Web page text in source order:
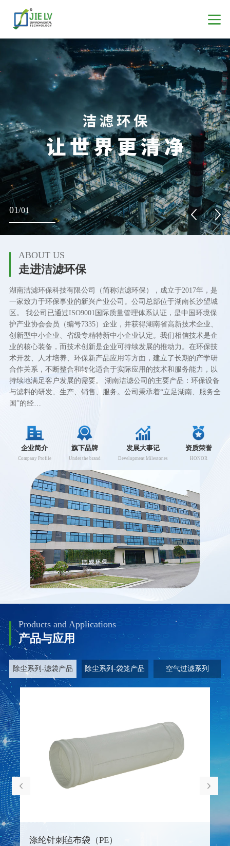
01/01
ABOUT US
走进洁滤环保
湖南洁滤环保科技有限公司（简称洁滤环保），成立于2017年，是
一家致力于环保事业的新兴产业公司。公司总部位于湖南长沙望城
区。 我公司已通过ISO9001国际质量管理体系认证，是中国环境保
护产业协会会员（编号7335）企业，并获得湖南省高新技术企业、
创新型中小企业、省级专精特新中小企业认定。我们相信技术是企
业的核心装备，而技术创新是企业可持续发展的推动力。在环保技
术开发、人才培养、环保新产品应用等方面，建立了长期的产学研
合作关系，不断整合和转化适合于实际应用的技术和服务能力，以
持续地满足客户发展的需要。 湖南洁滤公司的主要产品：环保设备
与滤料的研发、生产、销售、服务。公司秉承着“立足湖南、服务全
国”的经…
企业简介
Company Profile
旗下品牌
Under the brand
发展大事记
Development Milestones
资质荣誉
HONOR
Products and Applications
产品与应用
除尘系列-滤袋产品 除尘系列-袋笼产品 空气过滤系列
涤纶针刺毡布袋（PE）